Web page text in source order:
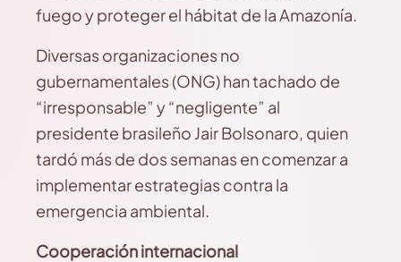
fuego y proteger el hábitat de la Amazonía.
Diversas organizaciones no
gubernamentales (ONG) han tachado de
“irresponsable” y “negligente” al
presidente brasileño Jair Bolsonaro, quien
tardó más de dos semanas en comenzar a
implementar estrategias contra la
emergencia ambiental.
Cooperación internacional